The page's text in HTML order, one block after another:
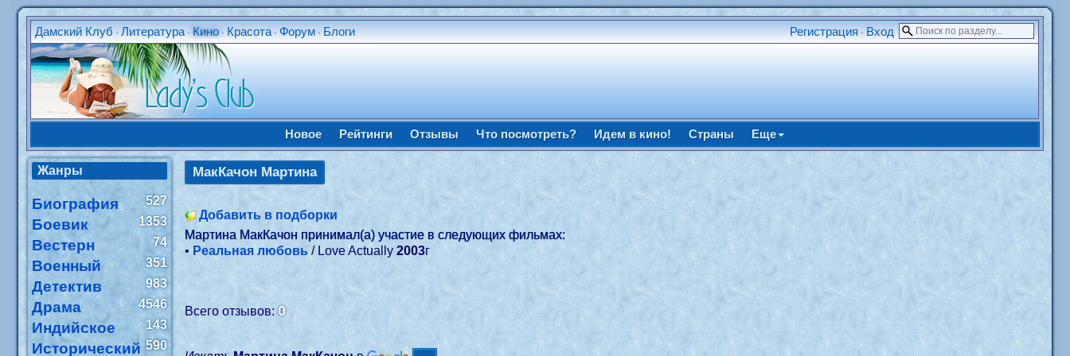
Дамский Клуб •Литература •Кино • Красота •Форум • Блоги Регистрация • Вход
Новое Рейтинги Отзывы Что посмотреть? Идем в кино! Страны Еще
Жанры
Биография 527
Боевик 1353
Вестерн 74
Военный 351
Детектив 983
Драма 4546
Индийское 143
Исторический 590
МакКачон Мартина
Добавить в подборки
Мартина МакКачон принимал(а) участие в следующих фильмах:
•Реальная любовь/ Love Actually2003г
Всего отзывов:0